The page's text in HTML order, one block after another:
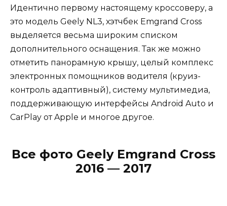
Идентично первому настоящему кроссоверу, а
это модель Geely NL3, хэтчбек Emgrand Cross
выделяется весьма широким списком
дополнительного оснащения. Так же можно
отметить панорамную крышу, целый комплекс
электронных помощников водителя (круиз-
контроль адаптивный), систему мультимедиа,
поддерживающую интерфейсы Android Auto и
CarPlay от Apple и многое другое.
Все фото Geely Emgrand Cross
2016 — 2017